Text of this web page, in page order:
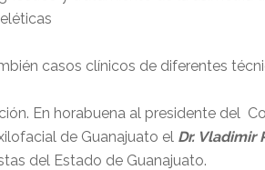
casos clínicos de diferentes
En horabuena al presidente del
de Guanajuato el Dr. Vladimir
del Estado de Guanajuato.